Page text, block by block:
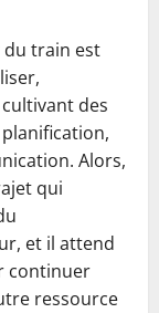
du train est
des
Alors,
qui
et il attend
continuer
ressource